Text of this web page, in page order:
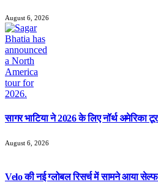
August 6, 2026
सागर भाटिया ने 2026 के लिए नॉर्थ अमेरिका
August 6, 2026
Velo की नई ग्लोबल रिसर्च में सामने आया